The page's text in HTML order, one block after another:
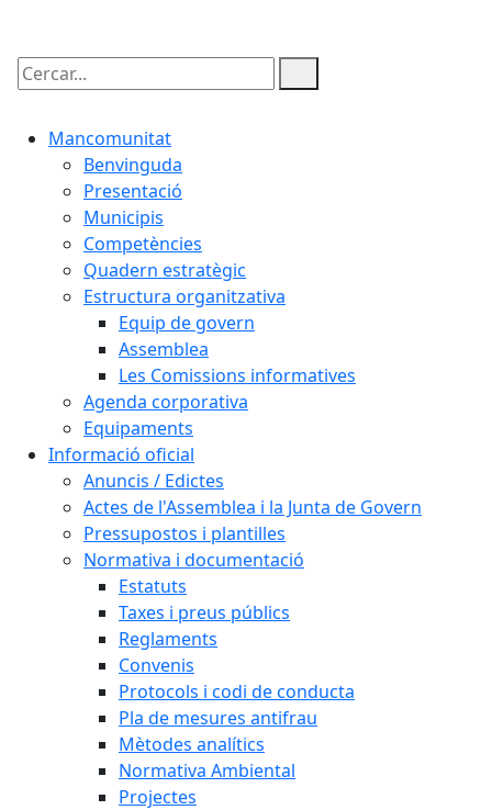
Cercar:
Mancomunitat
Benvinguda
Presentació
Municipis
Competències
Quadern estratègic
Estructura organitzativa
Equip de govern
Assemblea
Les Comissions informatives
Agenda corporativa
Equipaments
Informació oficial
Anuncis / Edictes
Actes de l'Assemblea i la Junta de Govern
Pressupostos i plantilles
Normativa i documentació
Estatuts
Taxes i preus públics
Reglaments
Convenis
Protocols i codi de conducta
Pla de mesures antifrau
Mètodes analítics
Normativa Ambiental
Projectes